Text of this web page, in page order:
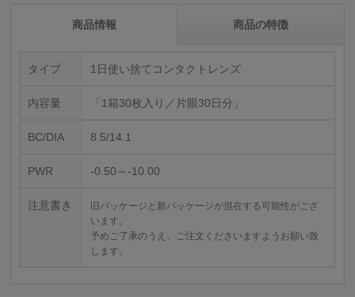
商品情報
タイプ 1日使い捨てコンタクトレンズ
内容量 「1箱30枚入り／片眼30日分」
BC/DIA 8.5/14.1
PWR -0.50～-10.00
注意書き
旧パッケージと新パッケージが混在する可能性がござ
います。
予めご了承のうえ、ご注文くださいますようお願い致
します。
商品の特徴